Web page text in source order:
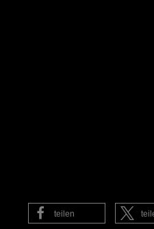
teilen